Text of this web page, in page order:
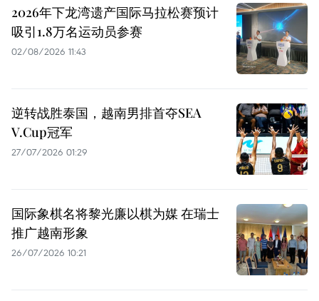
2026年下龙湾遗产国际马拉松赛预计
吸引1.8万名运动员参赛
02/08/2026 11:43
逆转战胜泰国，越南男排首夺SEA
V.Cup冠军
27/07/2026 01:29
国际象棋名将黎光廉以棋为媒 在瑞士
推广越南形象
26/07/2026 10:21